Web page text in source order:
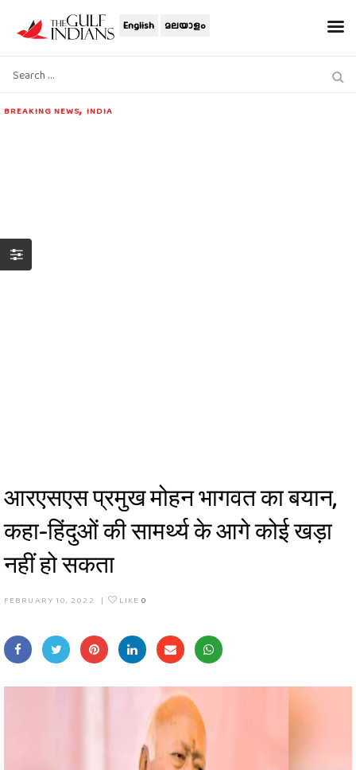
English മലയാളം
BREAKING NEWS, INDIA
आरएसएस प्रमुख मोहन भागवत का बयान,
कहा-हिंदुओं की सामर्थ्य के आगे कोई खड़ा
नहीं हो सकता
FEBRUARY 10, 2022 | LIKE 0